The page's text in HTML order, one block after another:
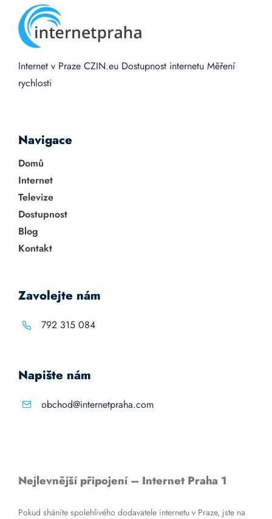
Internet v Praze CZIN.eu Dostupnost internetu Měření
rychlosti
Navigace
Domů
Internet
Televize
Dostupnost
Blog
Kontakt
Zavolejte nám
792 315 084
Napište nám
obchod@internetpraha.com
Nejlevnější připojení – Internet Praha 1
Pokud sháníte spolehlivého dodavatele internetu v Praze, jste na